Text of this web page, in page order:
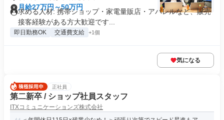
月給27万円～50万円
求める人材: 携帯ショップ・家電量販店・アパレルなど、販売
接客経験がある方大歓迎です...
即日勤務OK 交通費支給 +1個
気になる
正社員
第二新卒 / ショップ社員スタッフ
ITXコミュニケーションズ株式会社